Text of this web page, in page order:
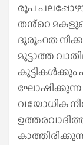
രൂപ
തൻ്റെ
ദുരൂഹത
മുട്ടാത്ത
വയോധിക